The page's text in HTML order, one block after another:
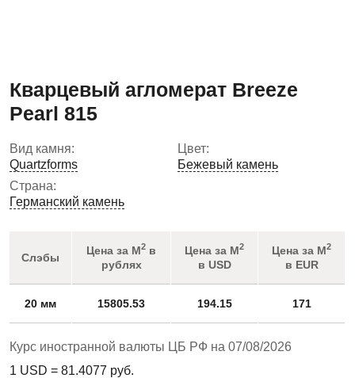
Кварцевый агломерат Breeze
Pearl 815
Вид камня:
Quartzforms
Цвет:
Бежевый камень
Страна:
Германский камень
Слэбы
Цена за М2 в
рублях
Цена за М2
в USD
Цена за М2
в EUR
20 мм 15805.53 194.15 171
Курс иностранной валюты ЦБ РФ на 07/08/2026
1 USD = 81.4077 руб.